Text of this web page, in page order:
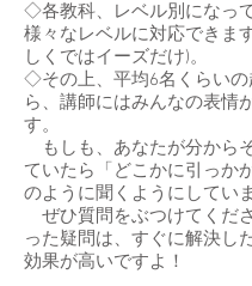
◇​各教科、レベル別になっ
様々なレベルに対応できま
しくではイーズだけ)。
◇その上、平均6名くらいの
ら、講師にはみんなの表情
す。
もしも、あなたが分から
ていたら「どこかに引っか
のように聞くようにしていま
ぜひ質問をぶつけてくだ
った疑問は、すぐに解決し
効果が高いですよ！